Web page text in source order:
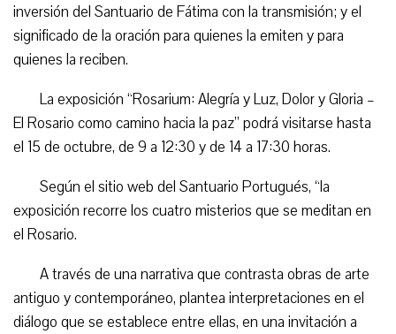
inversión del Santuario de Fátima con la transmisión; y el
significado de la oración para quienes la emiten y para
quienes la reciben.
La exposición “Rosarium: Alegría y Luz, Dolor y Gloria –
El Rosario como camino hacia la paz” podrá visitarse hasta
el 15 de octubre, de 9 a 12:30 y de 14 a 17:30 horas.
Según el sitio web del Santuario Portugués, “la
exposición recorre los cuatro misterios que se meditan en
el Rosario.
A través de una narrativa que contrasta obras de arte
antiguo y contemporáneo, plantea interpretaciones en el
diálogo que se establece entre ellas, en una invitación a